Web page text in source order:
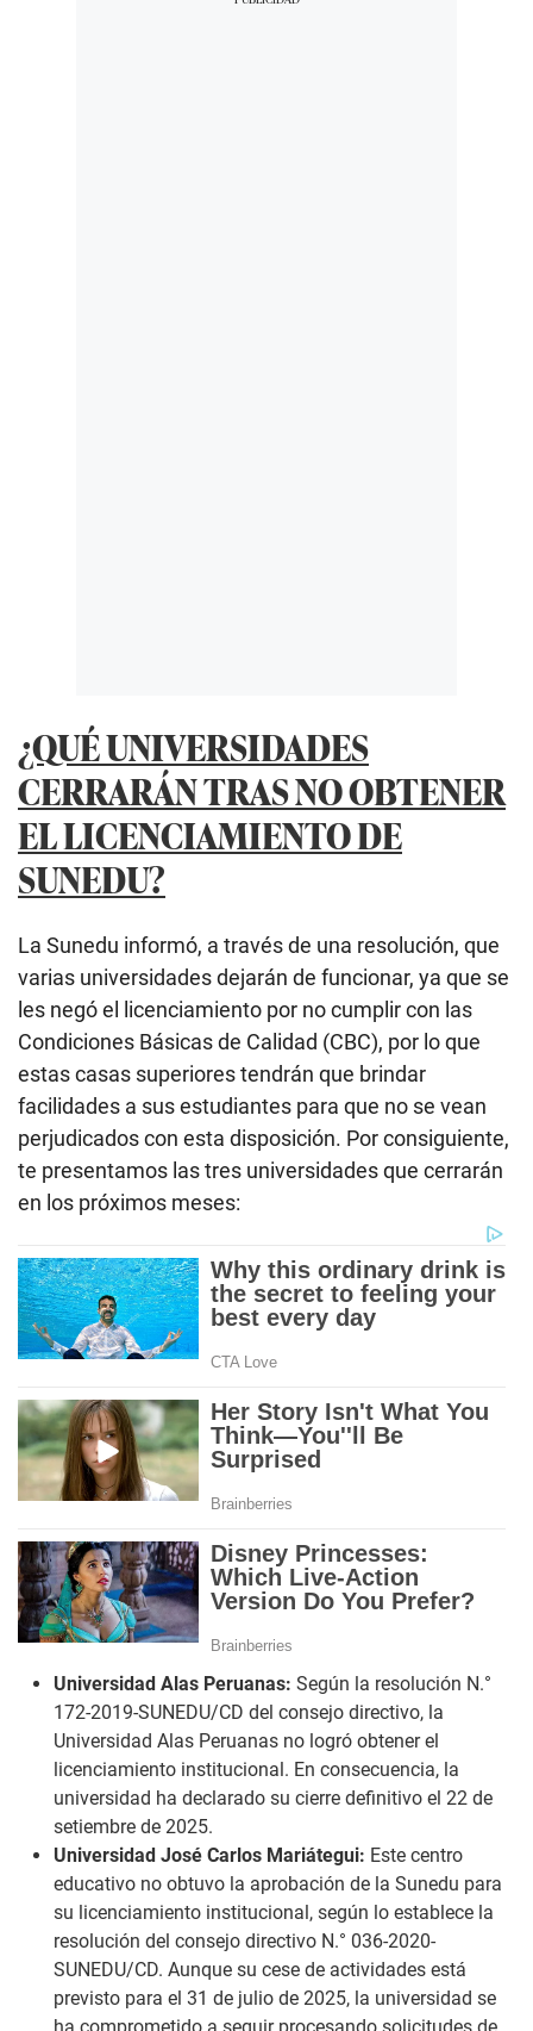
¿QUÉ UNIVERSIDADES
CERRARÁN TRAS NO OBTENER
EL LICENCIAMIENTO DE
SUNEDU?
La Sunedu informó, a través de una resolución, que
varias universidades dejarán de funcionar, ya que se
les negó el licenciamiento por no cumplir con las
Condiciones Básicas de Calidad (CBC), por lo que
estas casas superiores tendrán que brindar
facilidades a sus estudiantes para que no se vean
perjudicados con esta disposición. Por consiguiente,
te presentamos las tres universidades que cerrarán
en los próximos meses:
Universidad Alas Peruanas: Según la resolución N.°
172-2019-SUNEDU/CD del consejo directivo, la
Universidad Alas Peruanas no logró obtener el
licenciamiento institucional. En consecuencia, la
universidad ha declarado su cierre definitivo el 22 de
setiembre de 2025.
Universidad José Carlos Mariátegui: Este centro
educativo no obtuvo la aprobación de la Sunedu para
su licenciamiento institucional, según lo establece la
resolución del consejo directivo N.° 036-2020-
SUNEDU/CD. Aunque su cese de actividades está
previsto para el 31 de julio de 2025, la universidad se